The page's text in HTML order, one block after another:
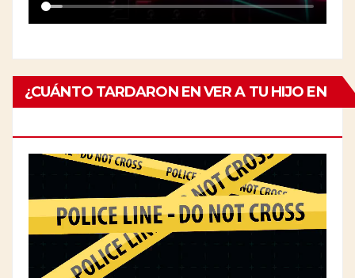
¿CUÁNTO TARDARON EN VER A TU HIJO EN